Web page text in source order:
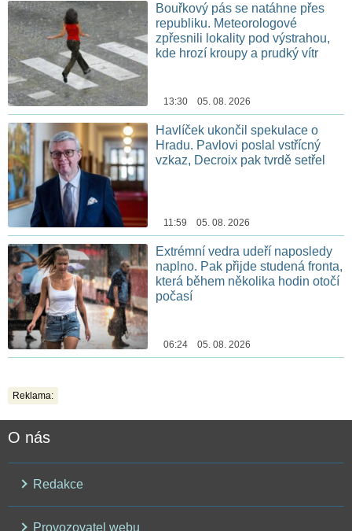
Bouřkový pás se natáhne přes
republiku. Meteorologové
zpřesnili lokality pod výstrahou,
kde hrozí kroupy a prudký vítr
13:30 05. 08. 2026
Havlíček ukončil spekulace o
Hradu. Pavlovi poslal vstřícný
vzkaz, Decroix pak tvrdě setřel
11:59 05. 08. 2026
Extrémní vedra udeří naposledy
naplno. Pak přijde studená fronta,
která během několika hodin otočí
počasí
06:24 05. 08. 2026
Reklama:
O nás
Redakce
Provozovatel webu